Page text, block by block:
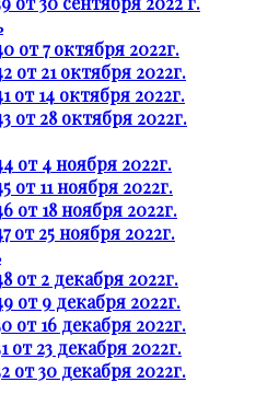
от 7 октября 2022г.
от 21 октября 2022г.
от 14 октября 2022г.
от 28 октября 2022г.
от 4 ноября 2022г.
от 11 ноября 2022г.
от 18 ноября 2022г.
от 25 ноября 2022г.
от 2 декабря 2022г.
от 9 декабря 2022г.
от 16 декабря 2022г.
от 23 декабря 2022г.
от 30 декабря 2022г.